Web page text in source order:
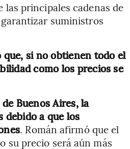
las principales cadenas de
suministros
si no obtienen todo el
como los precios se
Buenos Aires, la
debido a que los
. Román afirmó que el
su precio será aún más